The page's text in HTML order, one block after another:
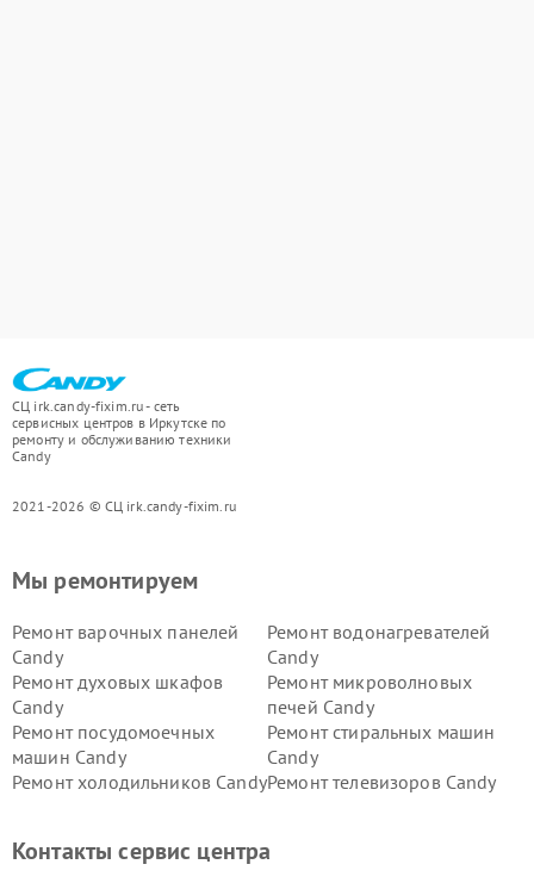
СЦ irk.candy-fixim.ru - сеть
сервисных центров в Иркутске по
ремонту и обслуживанию техники
Candy
2021-2026 © СЦ irk.candy-fixim.ru
Мы ремонтируем
Ремонт варочных панелей
Candy
Ремонт водонагревателей
Candy
Ремонт духовых шкафов
Candy
Ремонт микроволновых
печей Candy
Ремонт посудомоечных
машин Candy
Ремонт стиральных машин
Candy
Ремонт холодильников CandyРемонт телевизоров Candy
Контакты сервис центра